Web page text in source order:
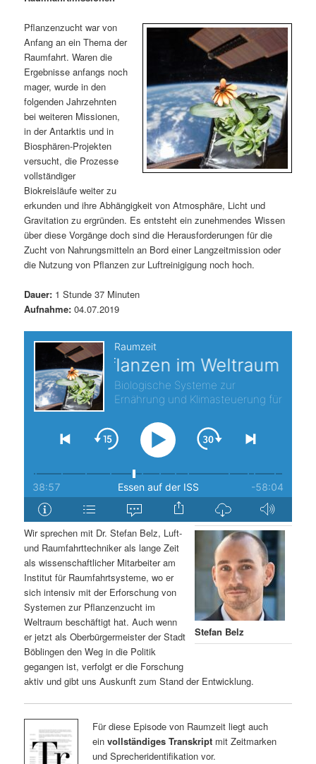
ä
r
e
n
I
n
h
a
t
s
r
g
e
n
n
d
ä
r
e
n
I
n
a
l
s
i
n
g
e
n
n
v
i
g
a
t
i
o
n
Pflanzenzucht war von
Anfang an ein Thema der
Raumfahrt. Waren die
Ergebnisse anfangs noch
mager, wurde in den
folgenden Jahrzehnten
bei weiteren Missionen,
in der Antarktis und in
Biosphären-Projekten
versucht, die Prozesse
vollständiger
Biokreisläufe weiter zu
erkunden und ihre Abhängigkeit von Atmosphäre, Licht und
Gravitation zu ergründen. Es entsteht ein zunehmendes Wissen
über diese Vorgänge doch sind die Herausforderungen für die
Zucht von Nahrungsmitteln an Bord einer Langzeitmission oder
die Nutzung von Pflanzen zur Luftreinigigung noch hoch.
Dauer: 1 Stunde 37 Minuten
Aufnahme: 04.07.2019
Stefan Belz
Wir sprechen mit Dr. Stefan Belz, Luft-
und Raumfahrttechniker als lange Zeit
als wissenschaftlicher Mitarbeiter am
Institut für Raumfahrtsysteme, wo er
sich intensiv mit der Erforschung von
Systemen zur Pflanzenzucht im
Weltraum beschäftigt hat. Auch wenn
er jetzt als Oberbürgermeister der Stadt
Böblingen den Weg in die Politik
gegangen ist, verfolgt er die Forschung
aktiv und gibt uns Auskunft zum Stand der Entwicklung.
Für diese Episode von Raumzeit liegt auch
ein vollständiges Transkriptmit Zeitmarken
und Sprecheridentifikation vor.